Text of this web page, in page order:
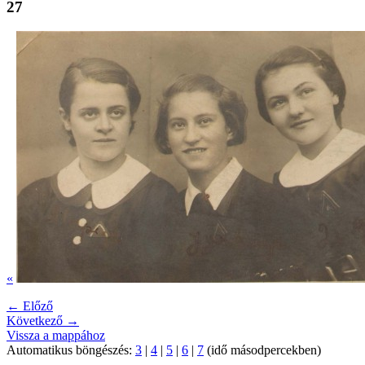
27
«
← Előző
Következő →
Vissza a mappához
Automatikus böngészés: 3 | 4 | 5 | 6 | 7 (idő másodpercekben)